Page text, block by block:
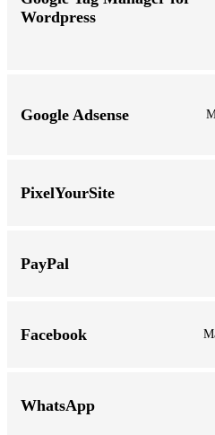
Wordpress
Google Adsense
PixelYourSite
PayPal
Facebook
WhatsApp